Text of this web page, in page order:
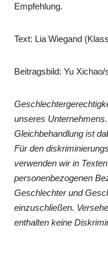
Empfehlung.
Text: Lia Wiegand
Beitragsbild: Yu
unseres
Gleichbehandlung ist
Für den
verwenden wir in
personenbezogenen
Geschlechter und
einzuschließen.
enthalten keine